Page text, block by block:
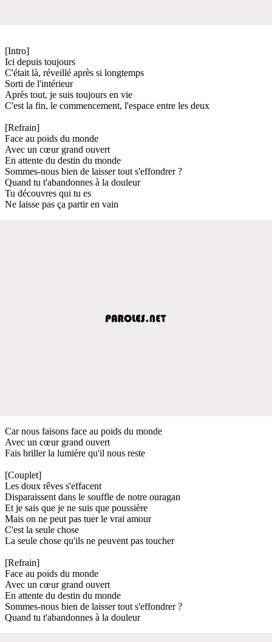
[Intro]
Ici depuis toujours
C'était là, réveillé après si longtemps
Sorti de l'intérieur
Après tout, je suis toujours en vie
C'est la fin, le commencement, l'espace entre les deux
[Refrain]
Face au poids du monde
Avec un cœur grand ouvert
En attente du destin du monde
Sommes-nous bien de laisser tout s'effondrer ?
Quand tu t'abandonnes à la douleur
Tu découvres qui tu es
Ne laisse pas ça partir en vain
Car nous faisons face au poids du monde
Avec un cœur grand ouvert
Fais briller la lumière qu'il nous reste
[Couplet]
Les doux rêves s'effacent
Disparaissent dans le souffle de notre ouragan
Et je sais que je ne suis que poussière
Mais on ne peut pas tuer le vrai amour
C'est la seule chose
La seule chose qu'ils ne peuvent pas toucher
[Refrain]
Face au poids du monde
Avec un cœur grand ouvert
En attente du destin du monde
Sommes-nous bien de laisser tout s'effondrer ?
Quand tu t'abandonnes à la douleur